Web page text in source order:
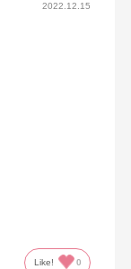
2022.12.15
Like! 0